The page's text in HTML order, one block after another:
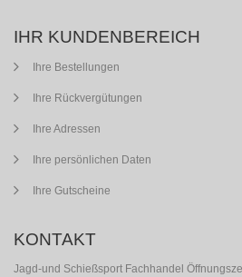
IHR KUNDENBEREICH
Ihre Bestellungen
Ihre Rückvergütungen
Ihre Adressen
Ihre persönlichen Daten
Ihre Gutscheine
KONTAKT
Jagd-und Schießsport Fachhandel